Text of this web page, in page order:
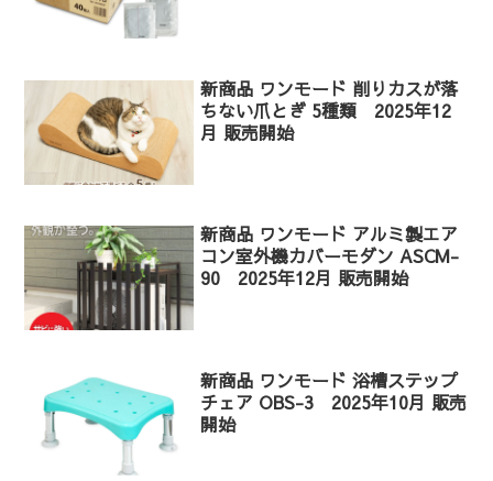
新商品 ワンモード 削りカスが落
ちない爪とぎ 5種類 2025年12
月 販売開始
新商品 ワンモード アルミ製エア
コン室外機カバーモダン ASCM-
90 2025年12月 販売開始
新商品 ワンモード 浴槽ステップ
チェア OBS-3 2025年10月 販売
開始